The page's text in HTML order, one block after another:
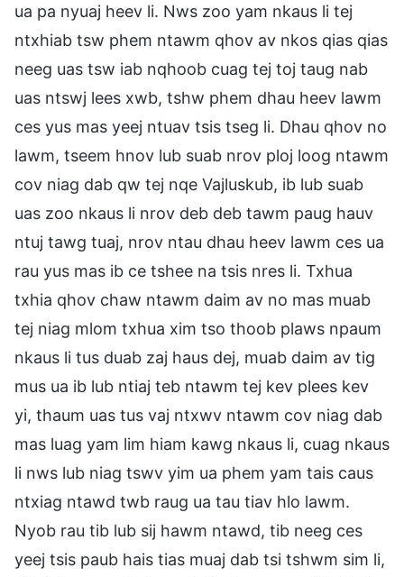
ua pa nyuaj heev li. Nws zoo yam nkaus li tej
ntxhiab tsw phem ntawm qhov av nkos qias qias
neeg uas tsw iab nqhoob cuag tej toj taug nab
uas ntswj lees xwb, tshw phem dhau heev lawm
ces yus mas yeej ntuav tsis tseg li. Dhau qhov no
lawm, tseem hnov lub suab nrov ploj loog ntawm
cov niag dab qw tej nqe Vajluskub, ib lub suab
uas zoo nkaus li nrov deb deb tawm paug hauv
ntuj tawg tuaj, nrov ntau dhau heev lawm ces ua
rau yus mas ib ce tshee na tsis nres li. Txhua
txhia qhov chaw ntawm daim av no mas muab
tej niag mlom txhua xim tso thoob plaws npaum
nkaus li tus duab zaj haus dej, muab daim av tig
mus ua ib lub ntiaj teb ntawm tej kev plees kev
yi, thaum uas tus vaj ntxwv ntawm cov niag dab
mas luag yam lim hiam kawg nkaus li, cuag nkaus
li nws lub niag tswv yim ua phem yam tais caus
ntxiag ntawd twb raug ua tau tiav hlo lawm.
Nyob rau tib lub sij hawm ntawd, tib neeg ces
yeej tsis paub hais tias muaj dab tsi tshwm sim li,